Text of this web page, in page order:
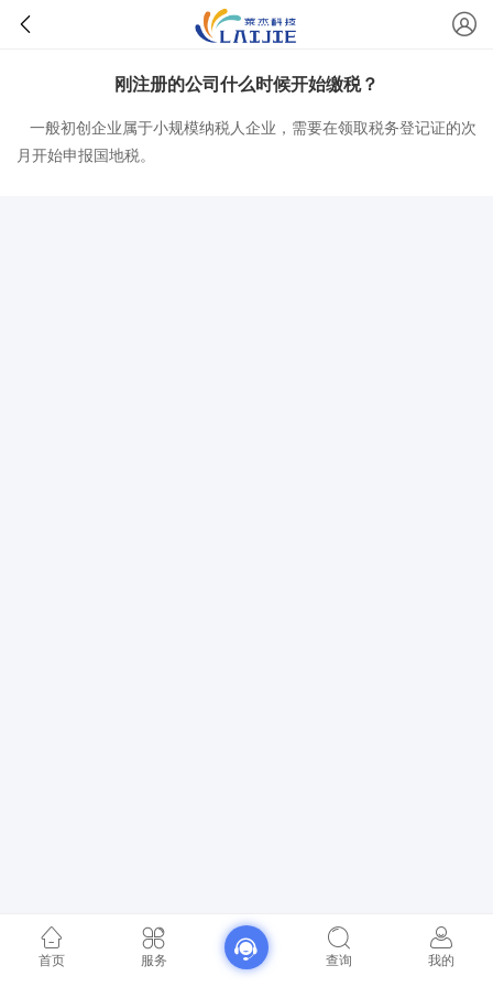
刚注册的公司什么时候开始缴税？
一般初创企业属于小规模纳税人企业，需要在领取税务登记证的次
月开始申报国地税。
首页 服务 查询 我的